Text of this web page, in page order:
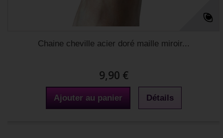
Chaine cheville acier doré maille miroir...
9,90 €
Ajouter au panier Détails